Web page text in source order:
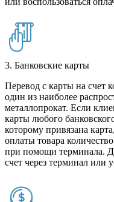
3. Банковские карты
Перевод с карты на счет
один из наиболее
металлопрокат. Если
карты любого
которому привязана
оплаты товара
при помощи терминала.
счет через терминал или